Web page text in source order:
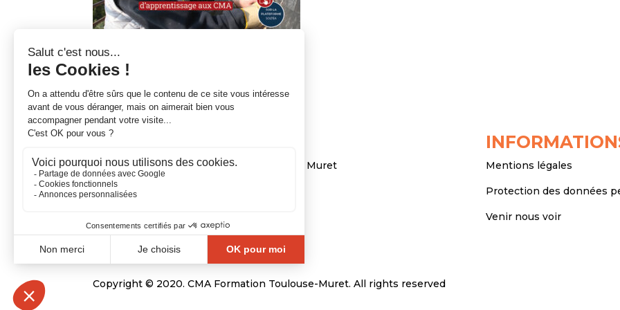
NOUS CONTACTER
21 Chemin de la Pyramide, CS 7002, 31600 Muret
Standard :
Mentions légales
Protection des données
Venir nous voir
Copyright © 2020. CMA Formation Toulouse-Muret. All rights reserved